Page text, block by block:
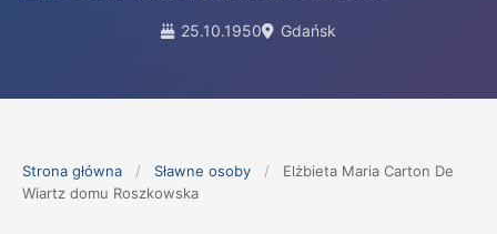
25.10.1950 Gdańsk
Strona główna / Sławne osoby /
Elżbieta Maria Carton De
Wiartz domu Roszkowska